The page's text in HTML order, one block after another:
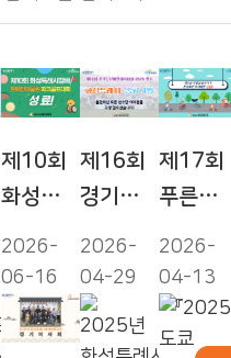
제10회
화성특례
장애인어
울림파크
골프대회
2026-
06-16
제16회
경기도장
대회
2026
광주,
2026-
04-29
제17회
푸른화성
환경자전
거대행진
성료!
2026-
04-13